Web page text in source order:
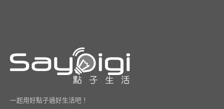
一起用好點子過好生活吧！